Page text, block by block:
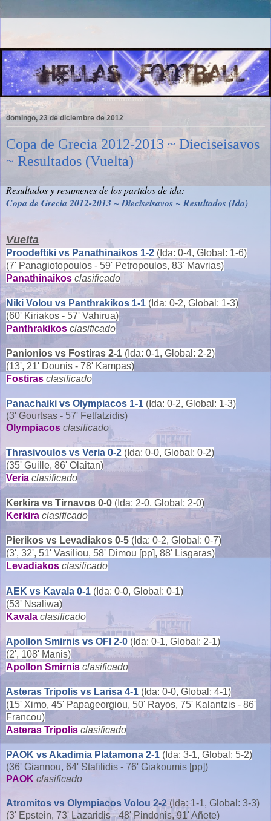
domingo, 23 de diciembre de 2012
Copa de Grecia 2012-2013 ~ Dieciseisavos
~ Resultados (Vuelta)
Resultados y resumenes de los partidos de ida:
Copa de Grecia 2012-2013 ~ Dieciseisavos ~ Resultados (Ida)
Vuelta
Proodeftiki vs Panathinaikos 1-2 (Ida: 0-4, Global: 1-6)
(7' Panagiotopoulos - 59' Petropoulos, 83' Mavrias)
Panathinaikos clasificado
Niki Volou vs Panthrakikos 1-1 (Ida: 0-2, Global: 1-3)
(60' Kiriakos - 57' Vahirua)
Panthrakikos clasificado
Panionios vs Fostiras 2-1 (Ida: 0-1, Global: 2-2)
(13', 21' Dounis - 78' Kampas)
Fostiras clasificado
Panachaiki vs Olympiacos 1-1 (Ida: 0-2, Global: 1-3)
(3' Gourtsas - 57' Fetfatzidis)
Olympiacos clasificado
Thrasivoulos vs Veria 0-2 (Ida: 0-0, Global: 0-2)
(35' Guille, 86' Olaitan)
Veria clasificado
Kerkira vs Tirnavos 0-0 (Ida: 2-0, Global: 2-0)
Kerkira clasificado
Pierikos vs Levadiakos 0-5 (Ida: 0-2, Global: 0-7)
(3', 32', 51' Vasiliou, 58' Dimou [pp], 88' Lisgaras)
Levadiakos clasificado
AEK vs Kavala 0-1 (Ida: 0-0, Global: 0-1)
(53' Nsaliwa)
Kavala clasificado
Apollon Smirnis vs OFI 2-0 (Ida: 0-1, Global: 2-1)
(2', 108' Manis)
Apollon Smirnis clasificado
Asteras Tripolis vs Larisa 4-1 (Ida: 0-0, Global: 4-1)
(15' Ximo, 45' Papageorgiou, 50' Rayos, 75' Kalantzis - 86'
Francou)
Asteras Tripolis clasificado
PAOK vs Akadimia Platamona 2-1 (Ida: 3-1, Global: 5-2)
(36' Giannou, 64' Stafilidis - 76' Giakoumis [pp])
PAOK clasificado
Atromitos vs Olympiacos Volou 2-2(Ida: 1-1, Global: 3-3)
(3' Epstein, 73' Lazaridis - 48' Pindonis, 91' Añete)